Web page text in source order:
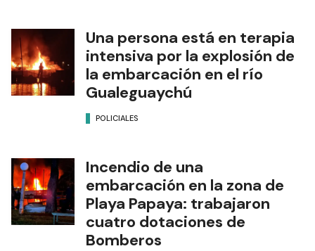
Una persona está en terapia
intensiva por la explosión de
la embarcación en el río
Gualeguaychú
POLICIALES
Incendio de una
embarcación en la zona de
Playa Papaya: trabajaron
cuatro dotaciones de
Bomberos